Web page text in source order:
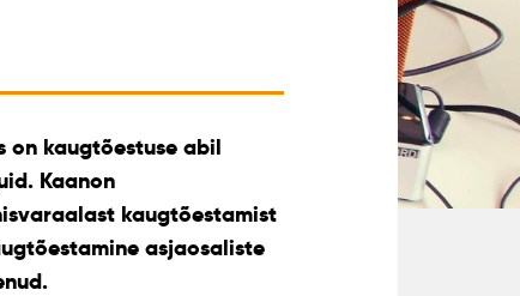
on kaugtõestuse abil
Kaanon
kaugtõestamist
asjaosaliste